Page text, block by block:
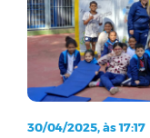
30/04/2025, às 17:17